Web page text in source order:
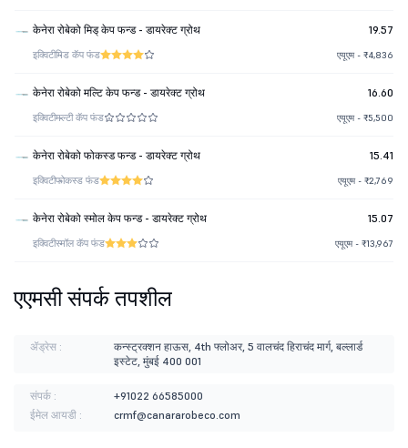
केनेरा रोबेको मिड् केप फन्ड - डायरेक्ट ग्रोथ 19.57
इक्विटीमिड कॅप फंड एयूएम - ₹4,836
केनेरा रोबेको मल्टि केप फन्ड - डायरेक्ट ग्रोथ 16.60
इक्विटीमल्टी कॅप फंड एयूएम - ₹5,500
केनेरा रोबेको फोकस्ड फन्ड - डायरेक्ट ग्रोथ 15.41
इक्विटीफोकस्ड फंड एयूएम - ₹2,769
केनेरा रोबेको स्मोल केप फन्ड - डायरेक्ट ग्रोथ 15.07
इक्विटीस्मॉल कॅप फंड एयूएम - ₹13,967
एएमसी संपर्क तपशील
ॲड्रेस :
कन्स्ट्रक्शन हाऊस, 4th फ्लोअर, 5 वालचंद हिराचंद मार्ग, बल्लार्ड
इस्टेट, मुंबई 400 001
संपर्क :
+91022 66585000
ईमेल आयडी :
crmf@canararobeco.com